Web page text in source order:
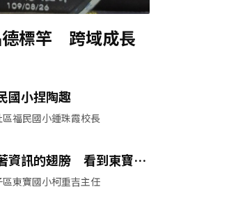
標竿 跨域成長
國小捏陶趣
區福民國小鍾珠霞校長
資訊的翅膀 看到東寶不
區東寶國小柯重吉主任